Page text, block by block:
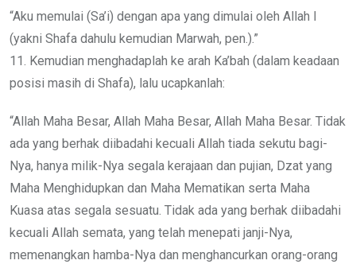
“Aku memulai (Sa’i) dengan apa yang dimulai oleh Allah I
(yakni Shafa dahulu kemudian Marwah, pen.).”
11. Kemudian menghadaplah ke arah Ka’bah (dalam keadaan
posisi masih di Shafa), lalu ucapkanlah:
“Allah Maha Besar, Allah Maha Besar, Allah Maha Besar. Tidak
ada yang berhak diibadahi kecuali Allah tiada sekutu bagi-
Nya, hanya milik-Nya segala kerajaan dan pujian, Dzat yang
Maha Menghidupkan dan Maha Mematikan serta Maha
Kuasa atas segala sesuatu. Tidak ada yang berhak diibadahi
kecuali Allah semata, yang telah menepati janji-Nya,
memenangkan hamba-Nya dan menghancurkan orang-orang